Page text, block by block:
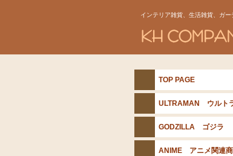
インテリア雑貨、生活雑貨、ガ
TOP PAGE
ULTRAMAN ウルト
GODZILLA ゴジラ
ANIME アニメ関連